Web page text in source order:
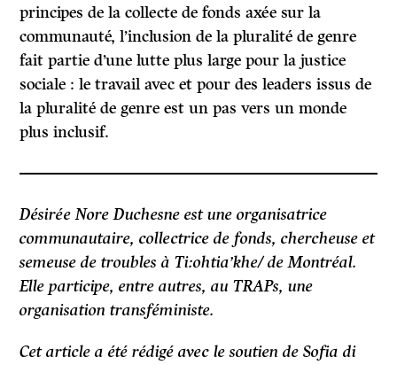
principes de la collecte de fonds axée sur la
communauté, l’inclusion de la pluralité de genre
fait partie d’une lutte plus large pour la justice
sociale : le travail avec et pour des leaders issus de
la pluralité de genre est un pas vers un monde
plus inclusif.
Désirée Nore Duchesne est une organisatrice
communautaire, collectrice de fonds, chercheuse et
semeuse de troubles à Ti:ohtia’khe/ de Montréal.
Elle participe, entre autres, au TRAPs, une
organisation transféministe.
Cet article a été rédigé avec le soutien de Sofia di